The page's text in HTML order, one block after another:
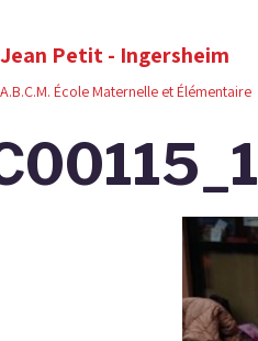
Jean Petit - Ingersheim
A.B.C.M. École Maternelle et Élémentaire